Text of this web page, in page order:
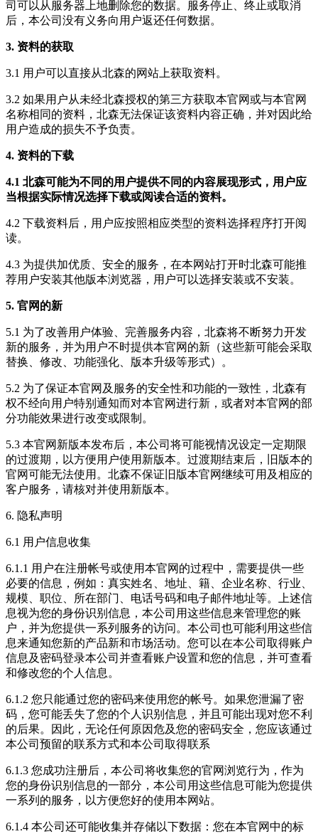
司可以从服务器上地删除您的数据。服务停止、终止或取消
后，本公司没有义务向用户返还任何数据。
3. 资料的获取
3.1 用户可以直接从北森的网站上获取资料。
3.2 如果用户从未经北森授权的第三方获取本官网或与本官网
名称相同的资料，北森无法保证该资料内容正确，并对因此给
用户造成的损失不予负责。
4. 资料的下载
4.1 北森可能为不同的用户提供不同的内容展现形式，用户应
当根据实际情况选择下载或阅读合适的资料。
4.2 下载资料后，用户应按照相应类型的资料选择程序打开阅
读。
4.3 为提供加优质、安全的服务，在本网站打开时北森可能推
荐用户安装其他版本浏览器，用户可以选择安装或不安装。
5. 官网的新
5.1 为了改善用户体验、完善服务内容，北森将不断努力开发
新的服务，并为用户不时提供本官网的新（这些新可能会采取
替换、修改、功能强化、版本升级等形式）。
5.2 为了保证本官网及服务的安全性和功能的一致性，北森有
权不经向用户特别通知而对本官网进行新，或者对本官网的部
分功能效果进行改变或限制。
5.3 本官网新版本发布后，本公司将可能视情况设定一定期限
的过渡期，以方便用户使用新版本。过渡期结束后，旧版本的
官网可能无法使用。北森不保证旧版本官网继续可用及相应的
客户服务，请核对并使用新版本。
6. 隐私声明
6.1 用户信息收集
6.1.1 用户在注册帐号或使用本官网的过程中，需要提供一些
必要的信息，例如：真实姓名、地址、籍、企业名称、行业、
规模、职位、所在部门、电话号码和电子邮件地址等。上述信
息视为您的身份识别信息，本公司用这些信息来管理您的账
户，并为您提供一系列服务的访问。本公司也可能利用这些信
息来通知您新的产品新和市场活动。您可以在本公司取得账户
信息及密码登录本公司并查看账户设置和您的信息，并可查看
和修改您的个人信息。
6.1.2 您只能通过您的密码来使用您的帐号。如果您泄漏了密
码，您可能丢失了您的个人识别信息，并且可能出现对您不利
的后果。因此，无论任何原因危及您的密码安全，您应该通过
本公司预留的联系方式和本公司取得联系
6.1.3 您成功注册后，本公司将收集您的官网浏览行为，作为
您的身份识别信息的一部分，本公司用这些信息可能为您提供
一系列的服务，以方便您好的使用本网站。
6.1.4 本公司还可能收集并存储以下数据：您在本官网中的标